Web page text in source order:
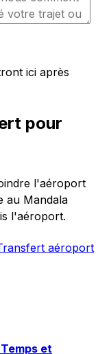
ici après
pour
l'aéroport
au Mandala
l'aéroport.
aéroport
et